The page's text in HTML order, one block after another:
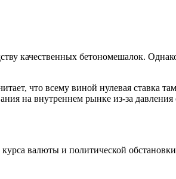
бетономешалок. Однако
что всему виной нулевая ставка
на внутреннем рынке из-за
валюты и политической